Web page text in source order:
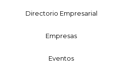
Directorio Empresarial
Empresas
Eventos